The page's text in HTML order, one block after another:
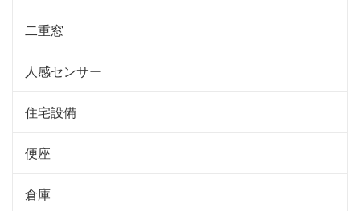
二重窓
人感センサー
住宅設備
便座
倉庫